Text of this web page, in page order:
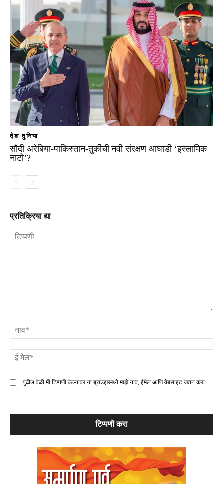
देश दुनिया
सौदी अरेबिया-पाकिस्तान-तुर्कीची नवी संरक्षण आघाडी ‘इस्लामिक
नाटो’?
प्रतिक्रिया द्या
पुढील वेळी मी टिप्पणी केल्यावर या ब्राउझरमध्ये माझे नाव, ईमेल आणि वेबसाइट जतन करा.